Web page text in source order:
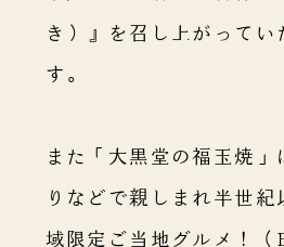
き）』を召し上がって
す。
また「大黒堂の福玉焼
りなどで親しまれ半世
域限定ご当地グルメ！